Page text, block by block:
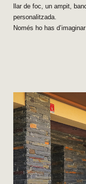
llar de foc, un ampit,
personalitzada.
Només ho has